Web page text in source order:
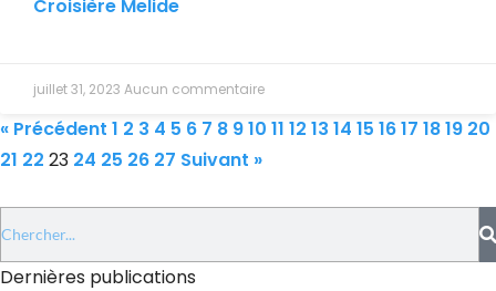
Croisière Melide
juillet 31, 2023 Aucun commentaire
« Précédent 1 2 3 4 5 6 7 8 910 11 12 13 14 15 1617 1819 20
21 22 23 24 25 26 27 Suivant »
Dernières publications